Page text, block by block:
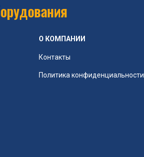
О КОМПАНИИ
Контакты
Политика конфиденциальности